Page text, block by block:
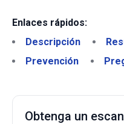
Enlaces rápidos:
Descripción
Prevención
Obtenga un